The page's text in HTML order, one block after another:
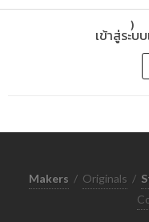
)
เข้าสู่ระบ
Makers / Originals /